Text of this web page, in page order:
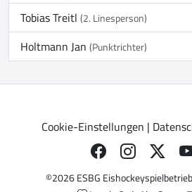
Tobias Treitl(2. Linesperson)
Holtmann Jan(Punktrichter)
Cookie-Einstellungen |
©2026 ESBG